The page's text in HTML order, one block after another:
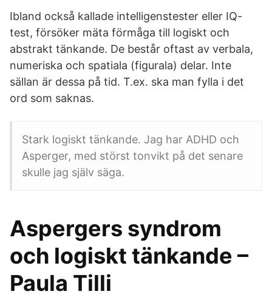
Ibland också kallade intelligenstester eller IQ-
test, försöker mäta förmåga till logiskt och
abstrakt tänkande. De består oftast av verbala,
numeriska och spatiala (figurala) delar. Inte
sällan är dessa på tid. T.ex. ska man fylla i det
ord som saknas.
Stark logiskt tänkande. Jag har ADHD och
Asperger, med störst tonvikt på det senare
skulle jag själv säga.
Aspergers syndrom
och logiskt tänkande –
Paula Tilli